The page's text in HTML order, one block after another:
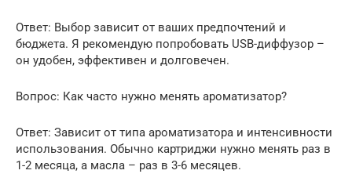
Ответ: Выбор зависит от ваших предпочтений и
бюджета. Я рекомендую попробовать USB-диффузор –
он удобен, эффективен и долговечен.
Вопрос: Как часто нужно менять ароматизатор?
Ответ: Зависит от типа ароматизатора и интенсивности
использования. Обычно картриджи нужно менять раз в
1-2 месяца, а масла – раз в 3-6 месяцев.